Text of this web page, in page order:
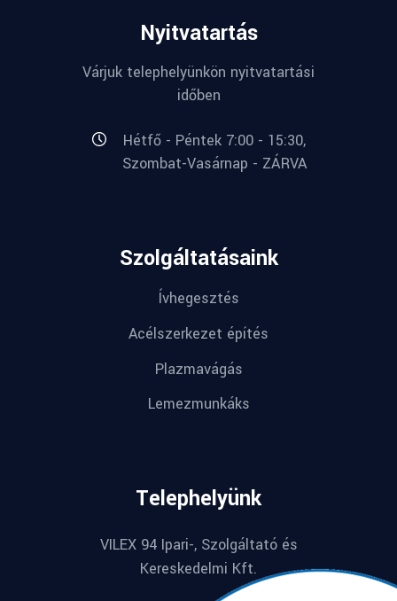
Nyitvatartás
Várjuk telephelyünkön nyitvatartási
időben
Hétfő - Péntek 7:00 - 15:30,
Szombat-Vasárnap - ZÁRVA
Szolgáltatásaink
Ívhegesztés
Acélszerkezet építés
Plazmavágás
Lemezmunkáks
Telephelyünk
VILEX 94 Ipari-, Szolgáltató és
Kereskedelmi Kft.